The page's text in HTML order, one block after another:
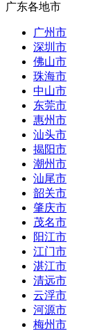
广东各地市
广州市
深圳市
佛山市
珠海市
中山市
东莞市
惠州市
汕头市
揭阳市
潮州市
汕尾市
韶关市
肇庆市
茂名市
阳江市
江门市
湛江市
清远市
云浮市
河源市
梅州市